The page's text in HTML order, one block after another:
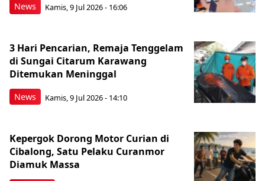
News Kamis, 9 Jul 2026 - 16:06
News
3 Hari Pencarian, Remaja Tenggelam
di Sungai Citarum Karawang
Ditemukan Meninggal
Kamis, 9 Jul 2026 - 14:10
Kepergok Dorong Motor Curian di
Cibalong, Satu Pelaku Curanmor
Diamuk Massa